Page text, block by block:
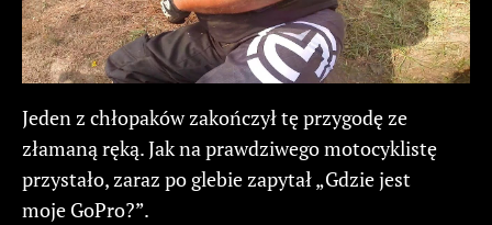
Jeden z chłopaków zakończył tę przygodę ze
złamaną ręką. Jak na prawdziwego motocyklistę
przystało, zaraz po glebie zapytał „Gdzie jest
moje GoPro?”.